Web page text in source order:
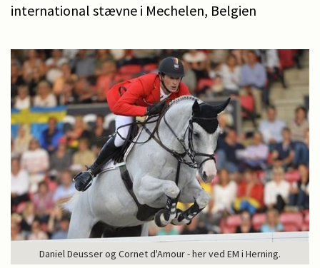
international stævne i Mechelen, Belgien
Daniel Deusser og Cornet d'Amour - her ved EM i Herning.